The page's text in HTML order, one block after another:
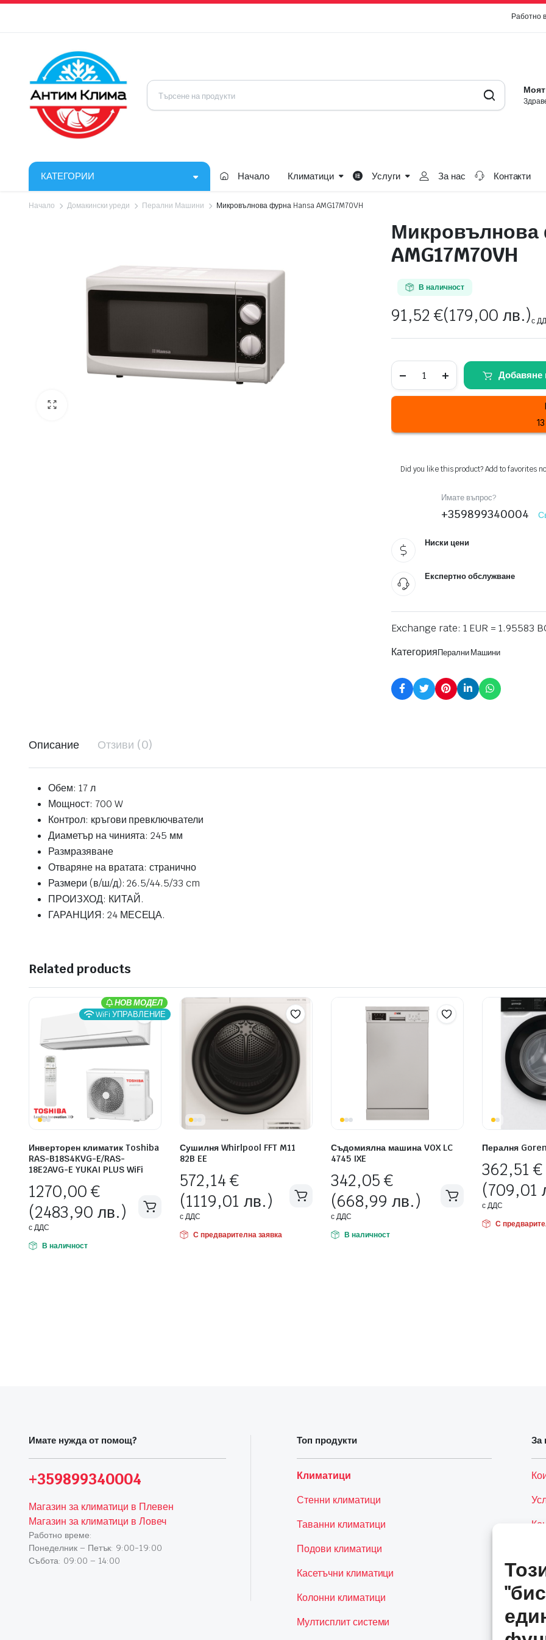
Работно
КАТЕГОРИИ Начало Климатици Услуги За нас Контакти
Начало Домакински уреди Перални Машини Микровълнова фурна Hansa AMG17M70VH
Микровълнова
AMG17M70VH
В наличност
91,52€(179,00 лв.)с
Микровълнова
фурна
AMG17M70VH
Добавяне
Did you like this product? Add to favorites
Имате въпрос?
+359899340004
Ниски цени
Експертно обслужване
Exchange rate: 1 EUR = 1.95583
КатегорияПерални Машини
Описание Отзиви (0)
Обем: 17 л
Мощност: 700 W
Контрол: кръгови превключватели
Диаметър на чинията: 245 мм
Размразяване
Отваряне на вратата: странично
Размери (в/ш/д): 26.5/44.5/33 cm
ПРОИЗХОД: КИТАЙ.
ГАРАНЦИЯ: 24 МЕСЕЦА.
Related products
Инверторен климатик Toshiba
RAS-B18S4KVG-E/RAS-
18E2AVG-E YUKAI PLUS WiFi
1270,00€
(2483,90 лв.)
с ДДС
В наличност
НОВ МОДЕЛ
WiFi УПРАВЛЕНИЕ
Сушилня Whirlpool FFT M11
82B EE
572,14€
(1119,01 лв.)
с ДДС
С предварителна заявка
Съдомиялна машина VOX LC
4745 IXE
342,05€
(668,99 лв.)
с ДДС
В наличност
Пералня
362,51€
(709,01
с ДДС
С
Имате нужда от помощ?
+359899340004
Магазин за климатици в Плевен
Магазин за климатици в Ловеч
Работно време:
Понеделник – Петък: 9:00-19:00
Събота: 09:00 – 14:00
Топ продукти
Климатици
Стенни климатици
Таванни климатици
Подови климатици
Касетъчни климатици
Колонни климатици
Мултисплит системи
За